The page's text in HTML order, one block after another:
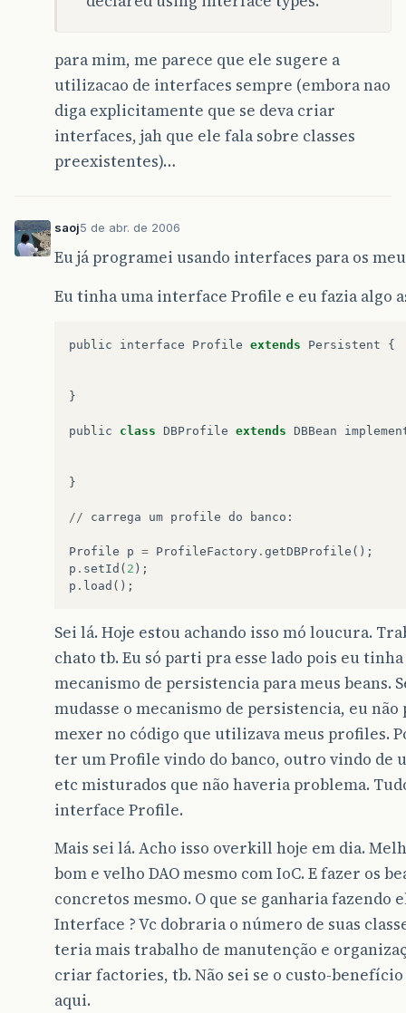
para mim, me parece que ele sugere a
utilizacao de interfaces sempre (embora nao
diga explicitamente que se deva criar
interfaces, jah que ele fala sobre classes
preexistentes)…
saoj5 de abr. de 2006
Eu já programei usando interfaces para os
Eu tinha uma interface Profile e eu fazia algo
public interface Profile extends Persistent {
}
public class DBProfile extends DBBean
}
// carrega um profile do banco :
Profile p = ProfileFactory . getDBProfile ();
p . setId ( 2 );
p . load ();
Sei lá. Hoje estou achando isso mó loucura.
chato tb. Eu só parti pra esse lado pois eu
mecanismo de persistencia para meus beans.
mudasse o mecanismo de persistencia, eu
mexer no código que utilizava meus profiles.
ter um Profile vindo do banco, outro vindo de
etc misturados que não haveria problema.
interface Profile.
Mais sei lá. Acho isso overkill hoje em dia.
bom e velho DAO mesmo com IoC. E fazer os
concretos mesmo. O que se ganharia fazendo
Interface ? Vc dobraria o número de suas
teria mais trabalho de manutenção e
criar factories, tb. Não sei se o custo-benefício
aqui.